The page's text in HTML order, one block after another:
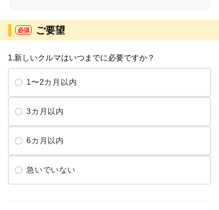
必須 ご要望
1.新しいクルマはいつまでに必要ですか？
1〜2カ月以内
3カ月以内
6カ月以内
急いでいない